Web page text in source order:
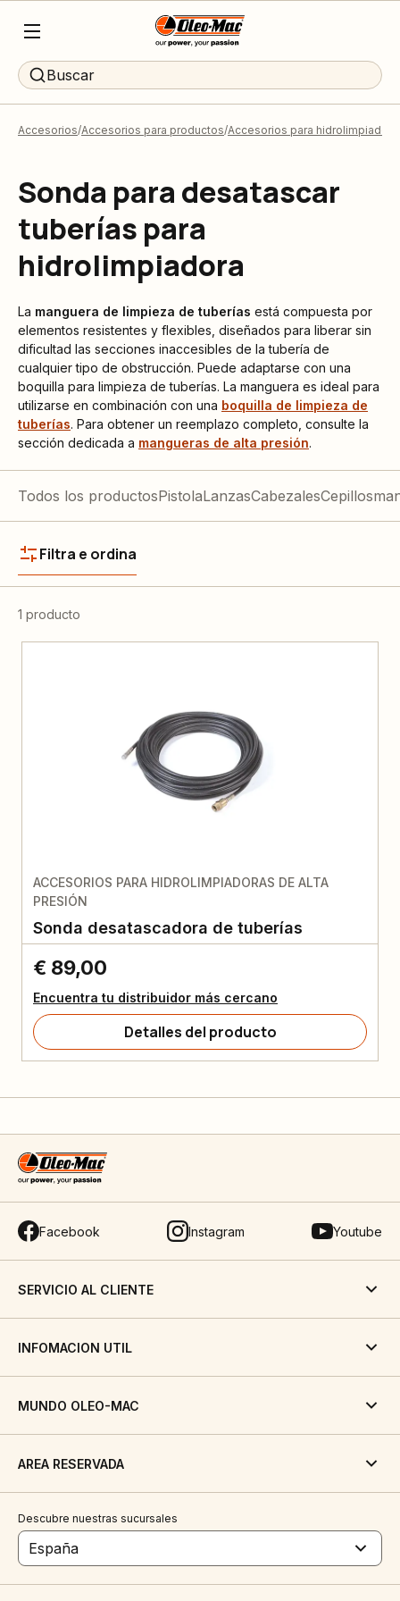
Buscar
Accesorios Accesorios para productos Accesorios para
Sonda para desatascar
tuberías para
hidrolimpiadora
La manguera de limpieza de tuberías está compuesta por
elementos resistentes y flexibles, diseñados para liberar sin
dificultad las secciones inaccesibles de la tubería de
cualquier tipo de obstrucción. Puede adaptarse con una
boquilla para limpieza de tuberías. La manguera es ideal para
utilizarse en combinación con una boquilla de limpieza de
tuberías. Para obtener un reemplazo completo, consulte la
sección dedicada a mangueras de alta presión.
Todos los productosPistolaLanzasCabezalesCepillos
Filtra e ordina
1 producto
ACCESORIOS PARA HIDROLIMPIADORAS DE ALTA
PRESIÓN
Sonda desatascadora de tuberías
€ 89,00
Encuentra tu distribuidor más cercano
Detalles del producto
Facebook Instagram Youtube
SERVICIO AL CLIENTE
INFOMACION UTIL
MUNDO OLEO-MAC
AREA RESERVADA
Descubre nuestras sucursales
España